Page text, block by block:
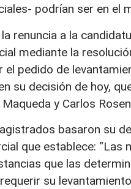
podrían ser en el
la renuncia a la
mediante la
el pedido de
su decisión de hoy,
y Carlos
basaron su
que establece:
que las
su